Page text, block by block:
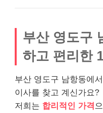
부산 영도구
하고 편리한
부산 영도구 남항동에
이사를 찾고 계신가요?
저희는 합리적인 가격